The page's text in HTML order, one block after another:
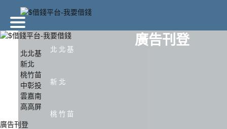
廣告刊登
北北基
新北
桃竹苗
北北基
新北
桃竹苗
中彰投
雲嘉南
高高屏
廣告刊登